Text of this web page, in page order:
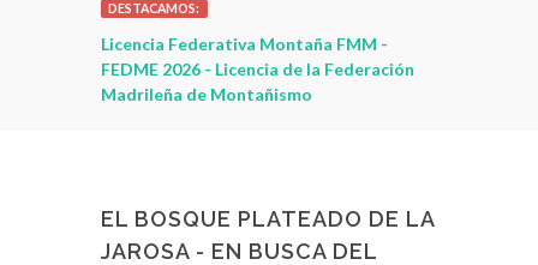
DESTACAMOS:
Licencia Federativa Montaña FMM -
FEDME 2026 - Licencia de la Federación
Madrileña de Montañismo
EL BOSQUE PLATEADO DE LA
JAROSA - EN BUSCA DEL